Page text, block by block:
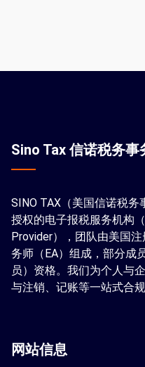
Sino Tax 信诺税务事
SINO TAX（美国信诺税务
授权的电子报税服务机构
Provider），团队由美国
务师（EA）组成，部分成
员）资格。我们为个人与
与注销、记账等一站式合
网站信息